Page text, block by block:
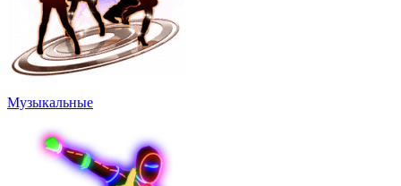
Музыкальные